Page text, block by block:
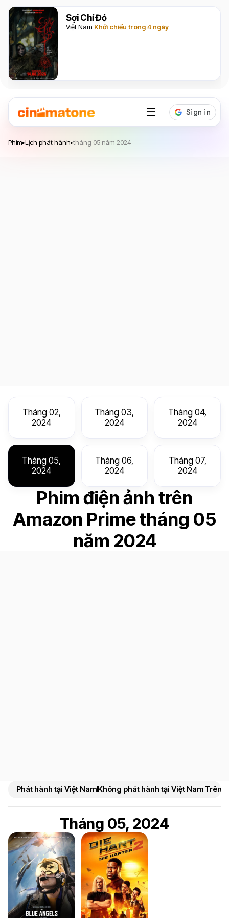
Sợi Chỉ Đỏ
Việt Nam Khởi chiếu trong 4 ngày
Phim▸Lịch phát hành▸tháng 05 năm 2024
Tháng 02,
2024
Tháng 03,
2024
Tháng 04,
2024
Tháng 05,
2024
Tháng 06,
2024
Tháng 07,
2024
Phim điện ảnh trên
Amazon Prime tháng 05
năm 2024
Phát hành tại Việt NamKhông phát hành tại Việt NamTrên
Tháng 05, 2024